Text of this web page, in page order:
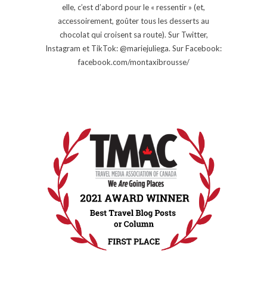
elle, c’est d’abord pour le « ressentir » (et,
accessoirement, goûter tous les desserts au
chocolat qui croisent sa route). Sur Twitter,
Instagram et TikTok: @mariejuliega. Sur Facebook:
facebook.com/montaxibrousse/